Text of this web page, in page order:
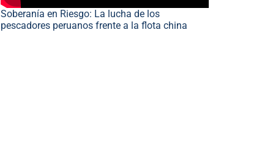
Soberanía en Riesgo: La lucha de los
pescadores peruanos frente a la flota china